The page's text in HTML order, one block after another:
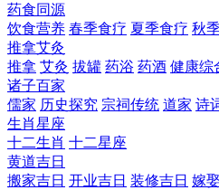
药食同源
饮食营养 春季食疗 夏季食疗 秋
推拿艾灸
推拿 艾灸 拔罐 药浴 药酒 健康综
诸子百家
儒家 历史探究 宗祠传统 道家 诗
生肖星座
十二生肖 十二星座
黄道吉日
搬家吉日 开业吉日 装修吉日 嫁